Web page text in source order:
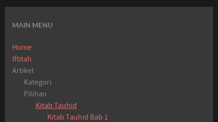
MAIN MENU
Home
Iftitah
Artikel
Kategori
Pilihan
Kitab Tauhid
Kitab Tauhid Bab 1